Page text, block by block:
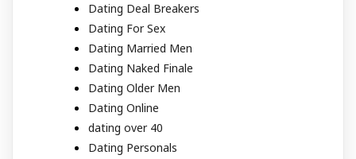
Dating Deal Breakers
Dating For Sex
Dating Married Men
Dating Naked Finale
Dating Older Men
Dating Online
dating over 40
Dating Personals